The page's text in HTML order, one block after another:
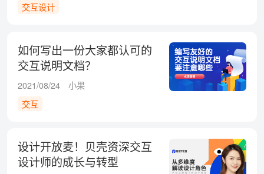
交互设计
如何写出一份大家都认可的
交互说明文档？
2021/08/24
小果
交互
设计开放麦！贝壳资深交互
设计师的成长与转型